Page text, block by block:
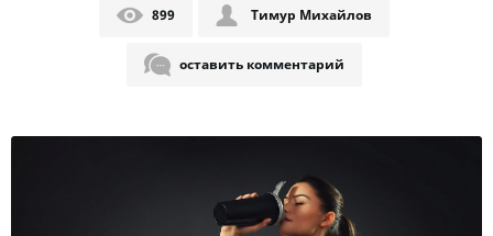
899 Тимур Михайлов
оставить комментарий